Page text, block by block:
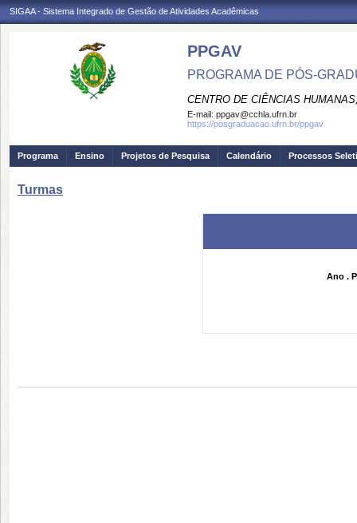
SIGAA - Sistema Integrado de Gestão de Atividades Acadêmicas
PPGAV
PROGRAMA DE PÓS-
CENTRO DE CIÊNCIAS
E-mail: ppgav@cchla.ufrn.br
https://posgraduacao.ufrn.br/ppgav
Programa Ensino Projetos de Pesquisa Calendário Processos
Turmas
Ano .